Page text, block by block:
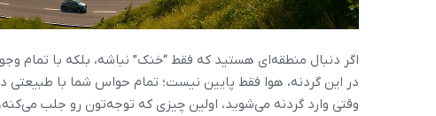
اگر دنبال منطقه‌ای هستید که فقط “خنک” نباشه، بلکه با تمام
در این گردنه، هوا فقط پایین نیست؛ تمام حواس شما با
وقتی وارد گردنه می‌شوید، اولین چیزی که توجه‌تون رو جلب